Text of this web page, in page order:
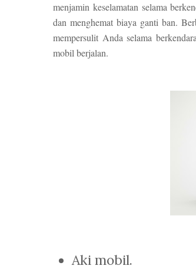
menjamin keselamatan selama
dan menghemat biaya ganti ban.
mempersulit Anda selama
mobil berjalan.
Aki mobil.